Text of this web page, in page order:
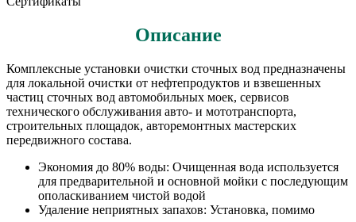
Описание
Комплексные установки очистки сточных вод предназначены
для локальной очистки от нефтепродуктов и взвешенных
частиц сточных вод автомобильных моек, сервисов
технического обслуживания авто- и мототранспорта,
строительных площадок, авторемонтных мастерских
передвижного состава.
Экономия до 80% воды: Очищенная вода используется
для предварительной и основной мойки с последующим
ополаскиванием чистой водой
Удаление неприятных запахов: Установка, помимо